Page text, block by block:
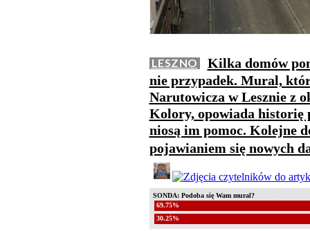
LESZNO
Kilka domów
nie przypadek. Mural,
Narutowicza w Lesznie z
Kolory, opowiada historię
niosą im pomoc. Kolejne
pojawianiem się nowych
SONDA: Podoba się Wam mural?
69.75%
30.25%